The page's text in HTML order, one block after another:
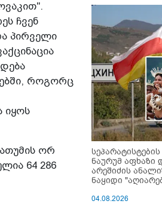
ჩვენ
პირველი
როგორც
იყოს
ორ
64 286
ნაურუმ აფხაზი
არეშიძის
ნაყიდი
04.08.2026